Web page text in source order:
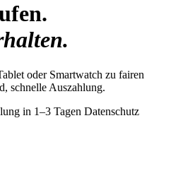
oder Smartwatch zu fairen
schnelle Auszahlung.
in 1–3 Tagen Datenschutz